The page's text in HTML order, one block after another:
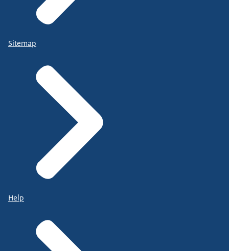
Sitemap
Help